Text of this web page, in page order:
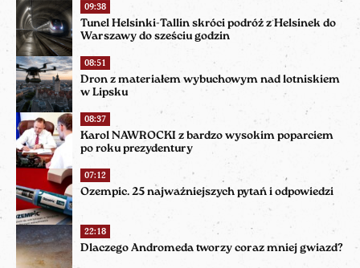
09:38
Tunel Helsinki-Tallin skróci podróż z Helsinek do
Warszawy do sześciu godzin
08:51
Dron z materiałem wybuchowym nad lotniskiem
w Lipsku
08:37
Karol NAWROCKI z bardzo wysokim poparciem
po roku prezydentury
07:12
Ozempic. 25 najważniejszych pytań i odpowiedzi
22:18
Dlaczego Andromeda tworzy coraz mniej gwiazd?